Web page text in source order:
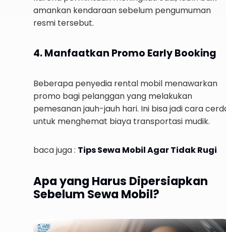
amankan kendaraan sebelum pengumuman
resmi tersebut.
4. Manfaatkan Promo Early Booking
Beberapa penyedia rental mobil menawarkan
promo bagi pelanggan yang melakukan
pemesanan jauh-jauh hari. Ini bisa jadi cara
untuk menghemat biaya transportasi mudik.
baca juga : Tips Sewa Mobil Agar Tidak Rugi
Apa yang Harus Dipersiapkan
Sebelum Sewa Mobil?